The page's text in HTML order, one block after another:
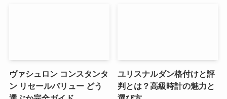
ヴァシュロン コンスタンタ
ン リセールバリュー どう
ユリスナルダン格付けと評
判とは？高級時計の魅力と